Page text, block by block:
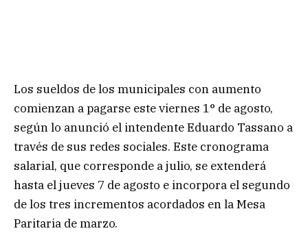
Los sueldos de los municipales con aumento
comienzan a pagarse este viernes 1° de agosto,
según lo anunció el intendente Eduardo Tassano a
través de sus redes sociales. Este cronograma
salarial, que corresponde a julio, se extenderá
hasta el jueves 7 de agosto e incorpora el segundo
de los tres incrementos acordados en la Mesa
Paritaria de marzo.